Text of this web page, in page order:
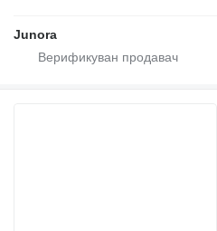
Junora